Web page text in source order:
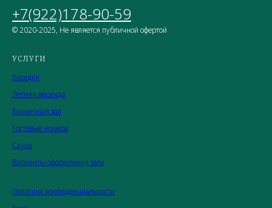
+7(922)178-90-59
© 2020-2025, Не является публичной офертой
УСЛУГИ
Беседки
Летняя веранда
Банкетный зал
Гостевые номера
Сауна
Варианты оформления зала
Политика конфиденциальности